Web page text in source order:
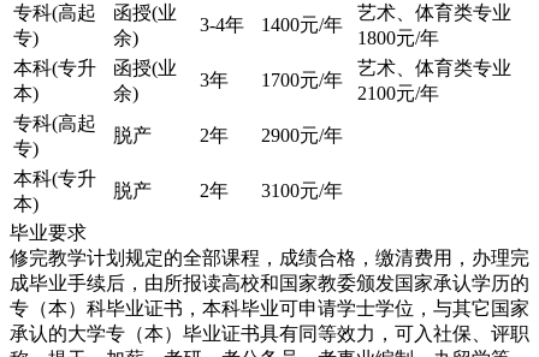
专科(高起
专)
函授(业
余)
3-4年 1400元/年
艺术、体育类专业
1800元/年
本科(专升
本)
函授(业
余)
3年 1700元/年
艺术、体育类专业
2100元/年
专科(高起
专)
脱产 2年 2900元/年
本科(专升
本)
脱产 2年 3100元/年
毕业要求
修完教学计划规定的全部课程，成绩合格，缴清费用，办理完
成毕业手续后，由所报读高校和国家教委颁发国家承认学历的
专（本）科毕业证书，本科毕业可申请学士学位，与其它国家
承认的大学专（本）毕业证书具有同等效力，可入社保、评职